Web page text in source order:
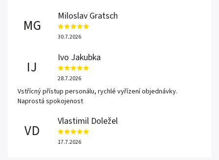
MG
Miloslav Gratsch
30.7.2026
IJ
Ivo Jakubka
28.7.2026
Vstřícný přístup personálu, rychlé vyřízení objednávky.
Naprostá spokojenost
VD
Vlastimil Doležel
17.7.2026